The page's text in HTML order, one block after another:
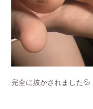
完全に抜かされました💦